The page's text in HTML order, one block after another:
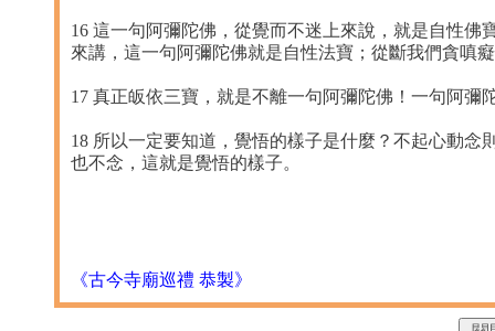
16 這一句阿彌陀佛，從覺而不迷上來說，就是自性
來講，這一句阿彌陀佛就是自性法寶；從斷我們貪嗔
17 真正皈依三寶，就是不離一句阿彌陀佛！一句阿彌
18 所以一定要知道，覺悟的樣子是什麼？不起心動
也不念，這就是覺悟的樣子。
《古今寺廟巡禮 恭製》